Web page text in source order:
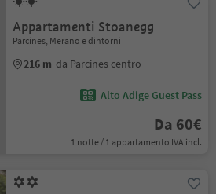
Appartamenti Stoanegg
Parcines, Merano e dintorni
216 m da Parcines centro
Alto Adige Guest Pass
Da 60€
1 notte / 1 appartamento IVA incl.